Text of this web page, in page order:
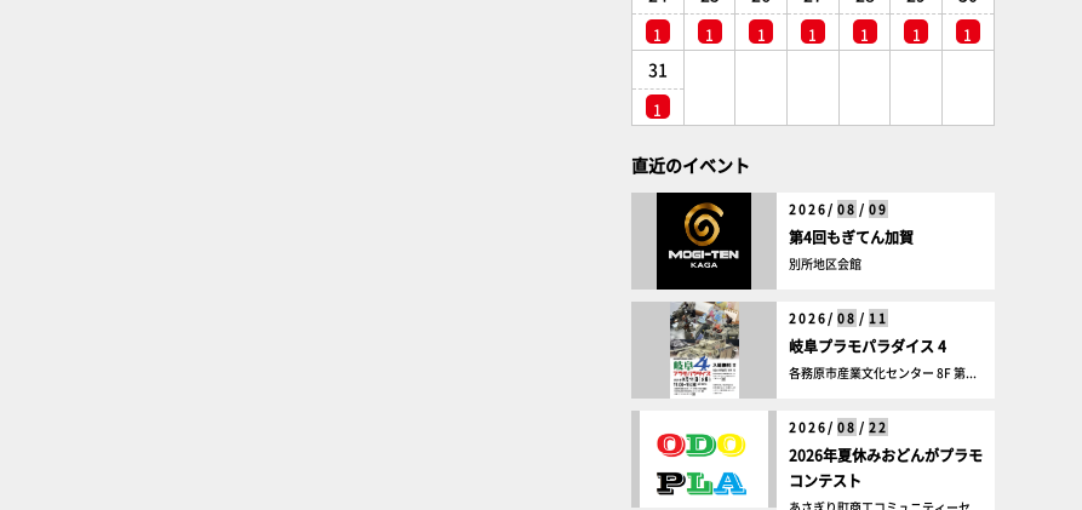
1 1 1 1 1 1 1
31
1
直近のイベント
2026/ 08 / 09
第4回もぎてん加賀
別所地区会館
2026/ 08 / 11
岐阜プラモパラダイス 4
各務原市産業文化センター 8F 第...
2026/ 08 / 22
2026年夏休みおどんがプラモ
コンテスト